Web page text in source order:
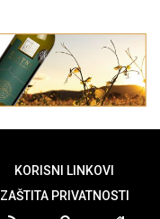
KORISNI LINKOVI
ZAŠTITA PRIVATNOSTI